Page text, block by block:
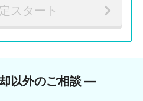
スタート
以外のご相談 ―